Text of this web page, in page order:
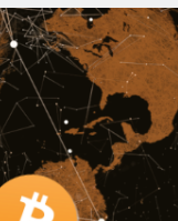
：現有提案尚未準備好